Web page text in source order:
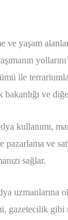
ve yaşam
ile
ve
kullanımı,
ve
sağlar.
uzmanlarına
gibi